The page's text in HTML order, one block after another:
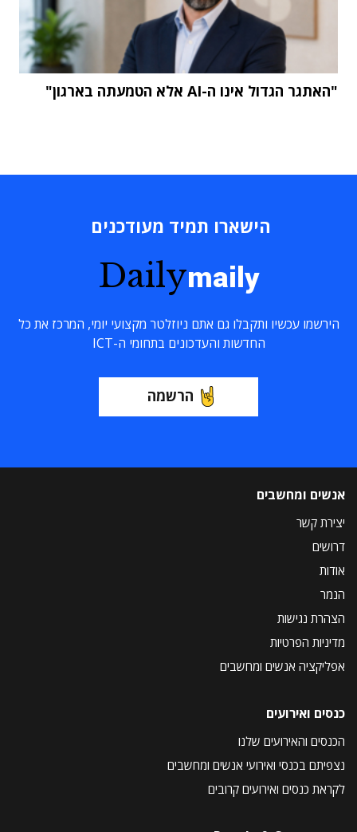
"האתגר הגדול אינו ה-AI אלא הטמעתה בארגון"
הישארו תמיד מעודכנים
Dailymaily
הירשמו עכשיו ותקבלו גם אתם ניוזלטר מקצועי יומי, המרכז את כל
החדשות והעדכונים בתחומי ה-ICT
הרשמה
אנשים ומחשבים
יצירת קשר
דרושים
אודות
הנמר
הצהרת נגישות
מדיניות הפרטיות
אפליקציה אנשים ומחשבים
כנסים ואירועים
הכנסים והאירועים שלנו
נצפיתם בכנסי ואירועי אנשים ומחשבים
לקראת כנסים ואירועים קרובים